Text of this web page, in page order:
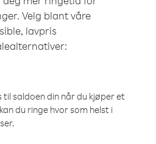
Velg blant våre
lavpris
saldoen din når du kjøper et
du ringe hvor som helst i